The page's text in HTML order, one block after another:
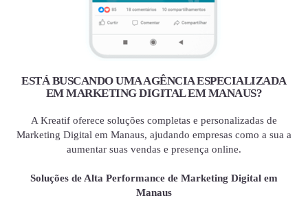
ESTÁ BUSCANDO UMA AGÊNCIA ESPECIALIZADA
EM MARKETING DIGITAL EM MANAUS?
A Kreatif oferece soluções completas e personalizadas de
Marketing Digital em Manaus, ajudando empresas como a sua a
aumentar suas vendas e presença online.
Soluções de Alta Performance de Marketing Digital em
Manaus